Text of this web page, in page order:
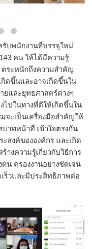
พนักงานที่บรรจุใหม่
คน ให้ได้มีความรู้
ตระหนักถึงความสำคัญ
ดขึ้นและอาจเกิดขึ้นใน
ยและยุทธศาสตร์ต่างๆ
ไปในทางที่ดีให้เกิดขึ้นใน
จะเป็นเครื่องมือสำคัญให้
าทหน้าที่ เข้าใจตรงกัน
สงค์ขององค์กร และเกิด
างความรู้เกี่ยวกับวิธีการ
น ครองงานอย่างชัดเจน
ร็วและมีประสิทธิภาพต่อ